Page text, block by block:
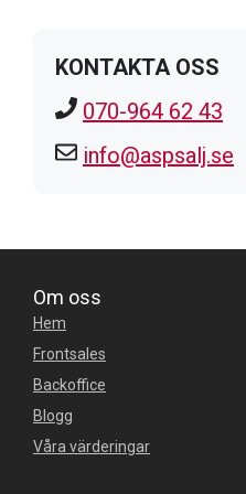
KONTAKTA OSS
070-964 62 43
info@aspsalj.se
Om oss
Hem
Frontsales
Backoffice
Blogg
Våra värderingar